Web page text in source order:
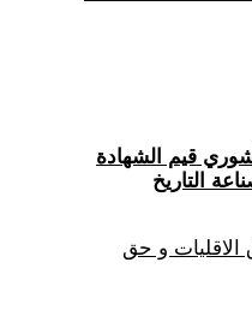
قيم الشهادة
التاريخ
الاقليات و حق